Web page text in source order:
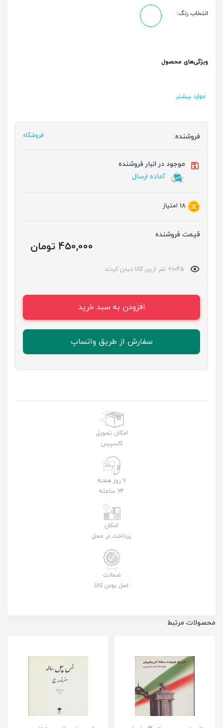
انتخاب رنگ:
ویژگی‌های محصول
موارد بیشتر
فروشنده: فروشگاه
موجود در انبار فروشنده
آماده ارسال
18 امتیاز
قیمت فروشنده
450,000 تومان
افزودن به سبد خرید
سفارش از طریق واتساپ
امکان تحویل
اکسپرس
۷ روز هفته
۲۴ ساعته
امکان
پرداخت در محل
ضمانت
اصل بودن کالا
محصولات مرتبط